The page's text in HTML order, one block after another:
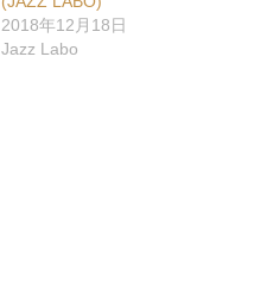
2018年12月18日
Jazz Labo